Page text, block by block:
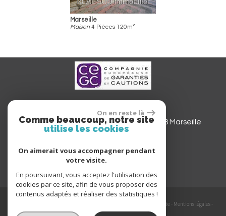
Marseille
Maison 4 Pièces 120m²
Siège social 565 avenue du Prado13008Marseille
Plan du site - Mentions légales -
Nos honoraires-Partenaires-Admin Politique RGPD
On en reste là
Comme beaucoup, notre site
utilise les cookies
On aimerait vous accompagner pendant
votre visite.
En poursuivant, vous acceptez l'utilisation des
cookies par ce site, afin de vous proposer des
contenus adaptés et réaliser des statistiques !